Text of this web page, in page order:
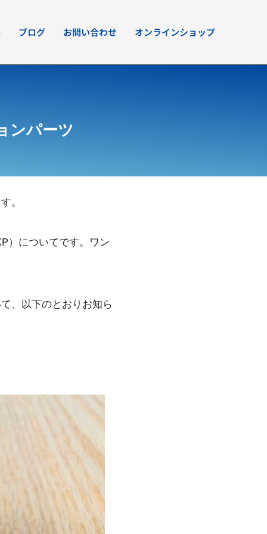
ブログ お問い合わせ オンラインショップ
ンパーツ
。
）についてです。ワン
、以下のとおりお知ら